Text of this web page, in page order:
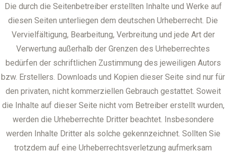
Die durch die Seitenbetreiber erstellten Inhalte und Werke auf
diesen Seiten unterliegen dem deutschen Urheberrecht. Die
Vervielfältigung, Bearbeitung, Verbreitung und jede Art der
Verwertung außerhalb der Grenzen des Urheberrechtes
bedürfen der schriftlichen Zustimmung des jeweiligen Autors
bzw. Erstellers. Downloads und Kopien dieser Seite sind nur für
den privaten, nicht kommerziellen Gebrauch gestattet. Soweit
die Inhalte auf dieser Seite nicht vom Betreiber erstellt wurden,
werden die Urheberrechte Dritter beachtet. Insbesondere
werden Inhalte Dritter als solche gekennzeichnet. Sollten Sie
trotzdem auf eine Urheberrechtsverletzung aufmerksam